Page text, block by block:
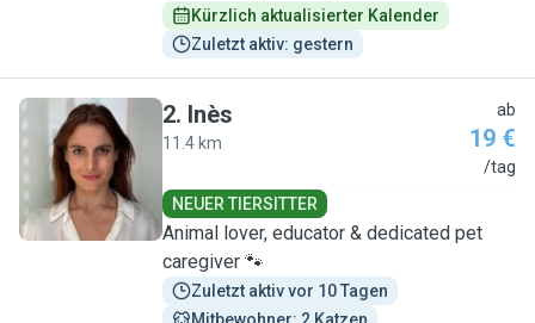
Kürzlich aktualisierter Kalender
Zuletzt aktiv: gestern
I
2. Inès
11.4 km
ab
19 €
/tag
NEUER TIERSITTER
Animal lover, educator & dedicated pet
caregiver 🐾
Zuletzt aktiv vor 10 Tagen